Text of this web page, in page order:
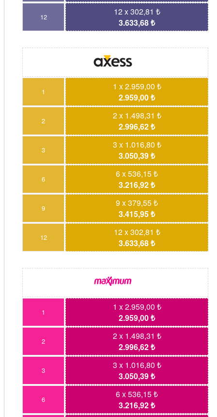
12
12 x 302,81 ₺
3.633,68 ₺
1
1 x 2.959,00 ₺
2.959,00 ₺
2
2 x 1.498,31 ₺
2.996,62 ₺
3
3 x 1.016,80 ₺
3.050,39 ₺
6
6 x 536,15 ₺
3.216,92 ₺
9
9 x 379,55 ₺
3.415,95 ₺
12
12 x 302,81 ₺
3.633,68 ₺
1
1 x 2.959,00 ₺
2.959,00 ₺
2
2 x 1.498,31 ₺
2.996,62 ₺
3
3 x 1.016,80 ₺
3.050,39 ₺
6
6 x 536,15 ₺
3.216,92 ₺